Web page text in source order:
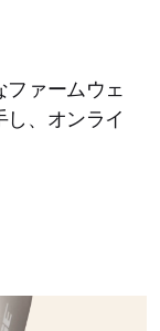
ファームウェ
、オンライ